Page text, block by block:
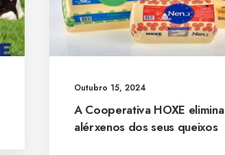
Outubro 15, 2024
A Cooperativa HOXE elimina
alérxenos dos seus queixos